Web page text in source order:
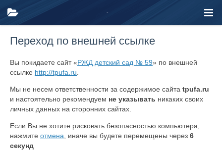
Переход по внешней ссылке
Вы покидаете сайт «РЖД детский сад № 59» по внешней
ссылке http://tpufa.ru
Мы не несем ответственности за содержимое сайта tpufa.ru
и настоятельно рекомендуем не указывать никаких своих
личных данных на сторонних сайтах.
Если Вы не хотите рисковать безопасностью компьютера,
нажмите отмена , иначе вы будете перемещены через 6
секунд